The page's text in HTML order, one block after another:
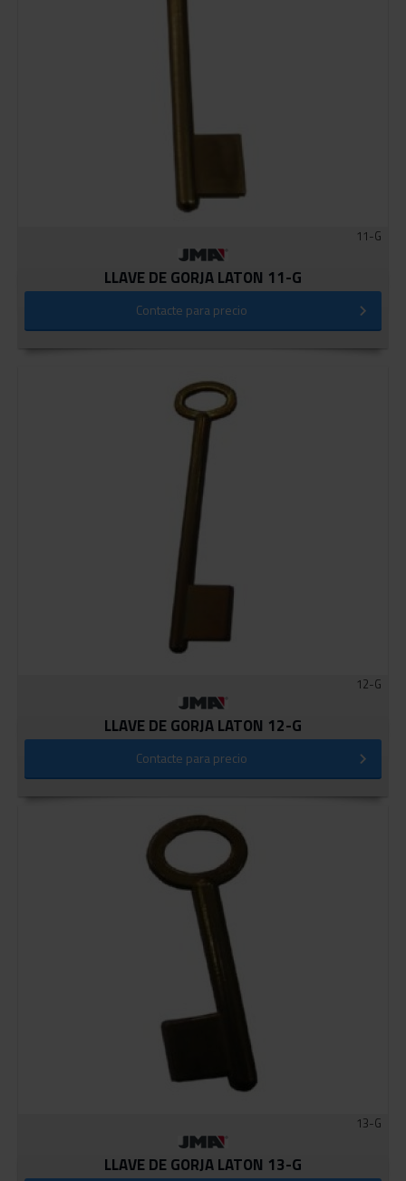
11-G
LLAVE DE GORJA LATON 11-G
Contacte para precio
12-G
LLAVE DE GORJA LATON 12-G
Contacte para precio
13-G
LLAVE DE GORJA LATON 13-G